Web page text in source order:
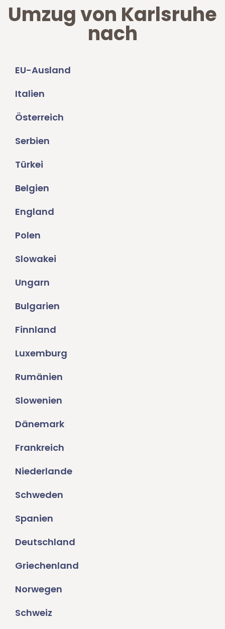
Umzug von Karlsruhe
nach
EU-Ausland
Italien
Österreich
Serbien
Türkei
Belgien
England
Polen
Slowakei
Ungarn
Bulgarien
Finnland
Luxemburg
Rumänien
Slowenien
Dänemark
Frankreich
Niederlande
Schweden
Spanien
Deutschland
Griechenland
Norwegen
Schweiz